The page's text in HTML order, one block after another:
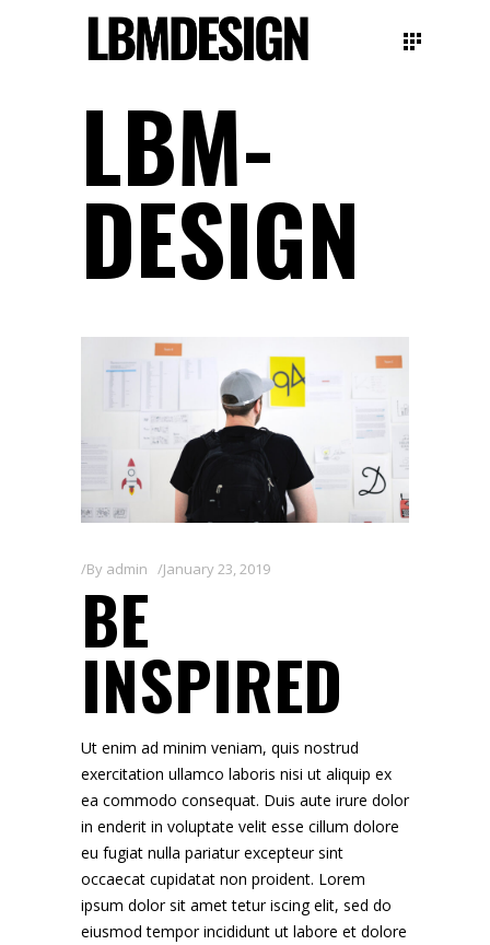
LBM-
DESIGN
By admin January 23, 2019
BE
INSPIRED
Ut enim ad minim veniam, quis nostrud
exercitation ullamco laboris nisi ut aliquip ex
ea commodo consequat. Duis aute irure dolor
in enderit in voluptate velit esse cillum dolore
eu fugiat nulla pariatur excepteur sint
occaecat cupidatat non proident. Lorem
ipsum dolor sit amet tetur iscing elit, sed do
eiusmod tempor incididunt ut labore et dolore